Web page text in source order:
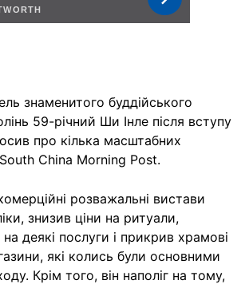
знаменитого буддійського
59-річний Ши Інле після вступу
про кілька масштабних
South China Morning Post.
розважальні вистави
знизив ціни на ритуали,
деякі послуги і прикрив храмові
які колись були основними
Крім того, він наполіг на тому,